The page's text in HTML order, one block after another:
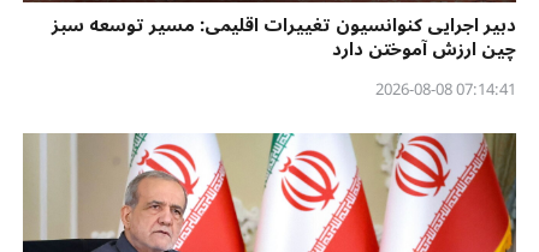
دبیر اجرایی کنوانسیون تغییرات اقلیمی: مسیر توسعه سبز
چین ارزش آموختن دارد
07:14:41 2026-08-08